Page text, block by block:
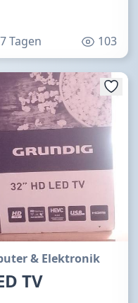
Tagen 103
& Elektronik
TV